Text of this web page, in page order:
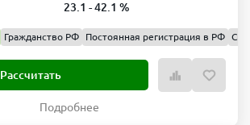
23.1 - 42.1 %
Гражданство РФ Постоянная регистрация в РФ
Рассчитать
Подробнее